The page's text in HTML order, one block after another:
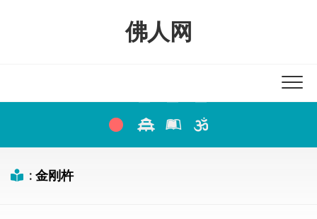
佛人网
: 金刚杵